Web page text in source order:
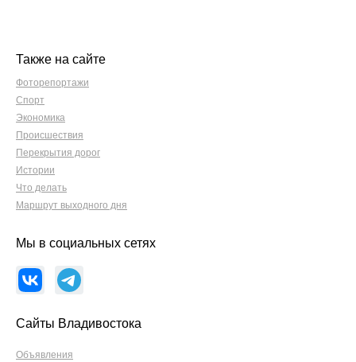
Также на сайте
Фоторепортажи
Спорт
Экономика
Происшествия
Перекрытия дорог
Истории
Что делать
Маршрут выходного дня
Мы в социальных сетях
Сайты Владивостока
Объявления